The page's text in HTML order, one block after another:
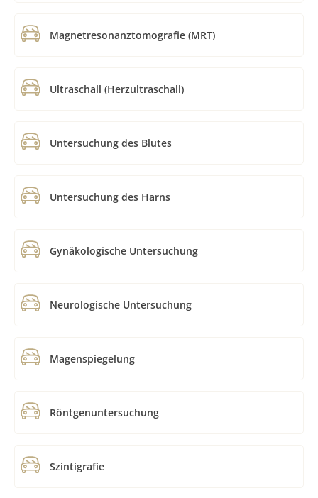
Magnetresonanztomografie (MRT)
Ultraschall (Herzultraschall)
Untersuchung des Blutes
Untersuchung des Harns
Gynäkologische Untersuchung
Neurologische Untersuchung
Magenspiegelung
Röntgenuntersuchung
Szintigrafie